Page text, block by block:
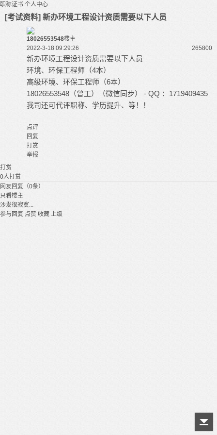
职称证书 个人中心
[考试资料] 新办环境工程设计资质需要以下人员
18026553548楼主
2022-3-18 09:29:26
265800
新办环境工程设计资质需要以下人员
环境、环保工程师（4本）
高级环境、环保工程师（6本）
18026553548（曾工）（微信同步） - QQ ：1719409435
我司还可代评职称、学历提升、等！！
点评
回复
打赏
举报
打赏
0人打赏
网友回复（0条）
只看楼主
沙发很寂寞...
参与回复 点赞 收藏 上级